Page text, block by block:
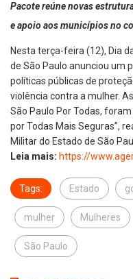
Pacote reúne novas
e apoio aos municípios no
Nesta terça-feira (12), Dia
de São Paulo anunciou um
políticas públicas de
violência contra a mulher.
São Paulo Por Todas,
por Todas Mais Seguras”,
Militar do Estado de São
Leia mais: https://
Tags: Estado
mulher Mulheres
São Paulo